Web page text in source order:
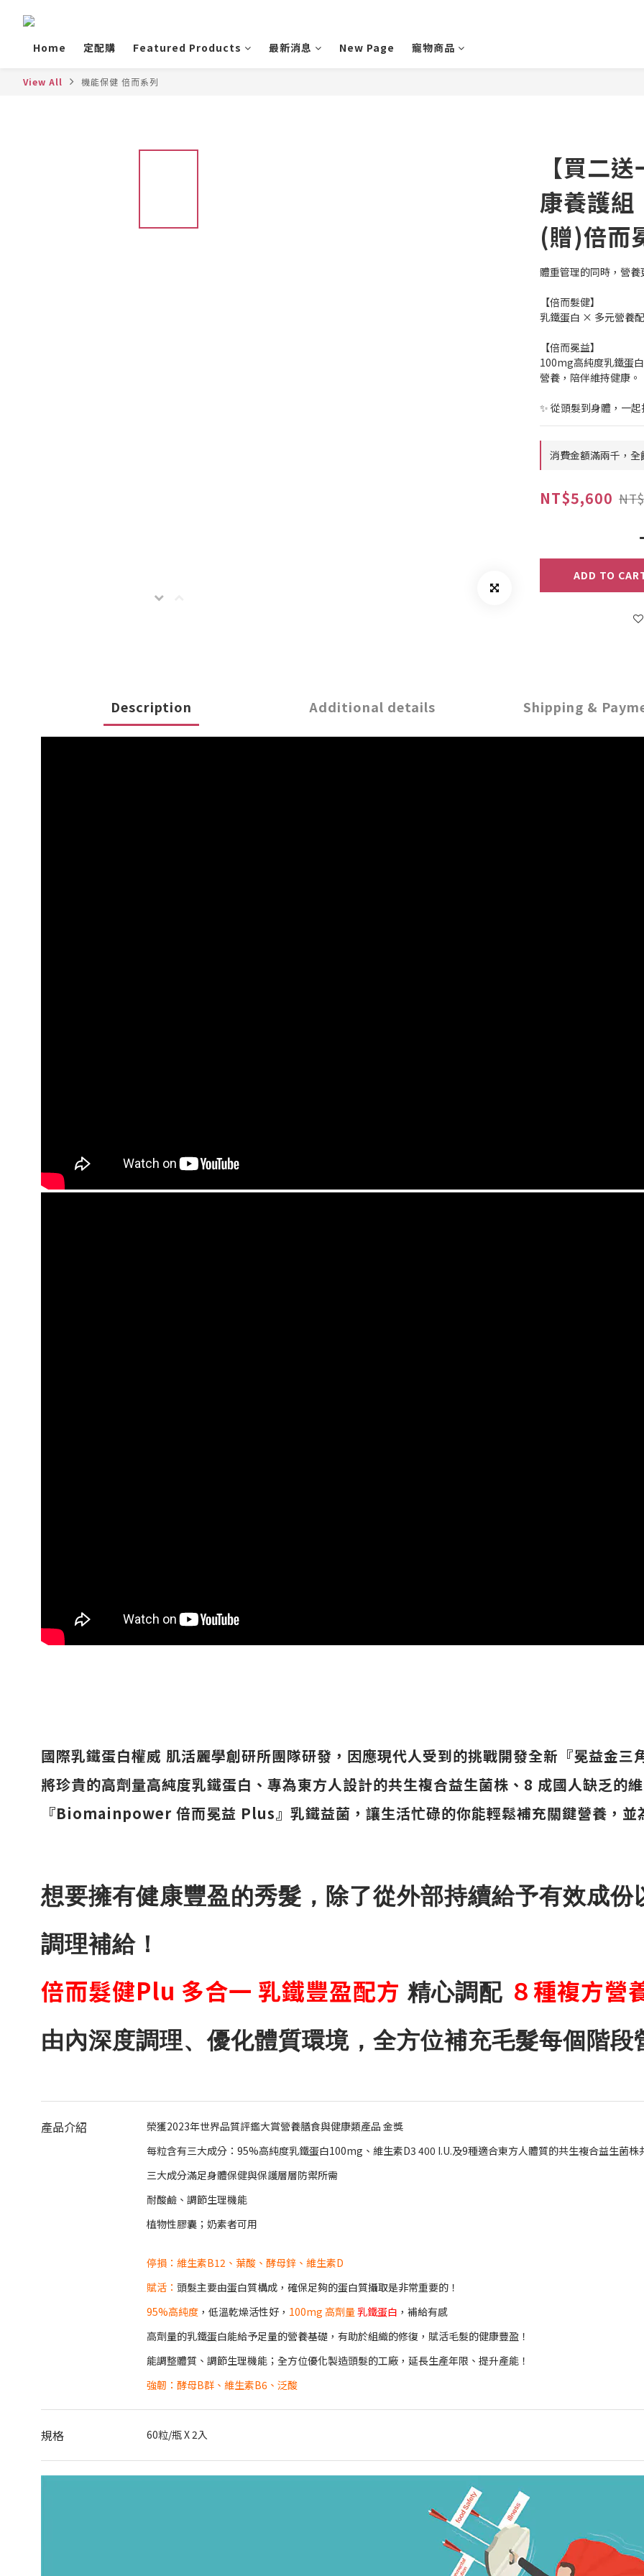
Home
定配購 Featured Products 最新消息 New Page 寵物商品
View All 機能保健 倍而系列
【買二
康養護
(贈)倍而
體重管理的同時，營養
【倍而髮健】
乳鐵蛋白 × 多元營養
【倍而冕益】
100mg高純度乳鐵蛋
營養，陪伴維持健康。
✨ 從頭髮到身體，一起
消費金額滿兩千，
NT$5,600
ADD TO
Description Additional details Shipping &
國際乳鐵蛋白權威 肌活麗學創研所團隊研發，因應現代人受到的挑戰開發全新『冕益金三
將珍貴的高劑量高純度乳鐵蛋白、專為東方人設計的共生複合益生菌株、8 成國人缺乏的
『Biomainpower 倍而冕益 Plus』乳鐵益菌，讓生活忙碌的你能輕鬆補充關鍵營養，並
想要擁有健康豐盈的秀髮，除了從外部持續給予有效成
調理補給！
倍而髮健Plu 多合一 乳鐵豐盈配方 精心調配 ８種複方營
由內深度調理、優化體質環境，全方位補充毛髮每個階段
產品介紹
榮獲2023年世界品質評鑑大賞營養膳食與健康類產品 金獎
每粒含有三大成分：95%高純度乳鐵蛋白100mg、維生素D3 400 I.U.及9種適合東方人體質的共生複合益生菌株
三大成分滿足身體保健與保護層層防禦所需
耐酸鹼、調節生理機能
植物性膠囊；奶素者可用
停損： 維生素B12、葉酸、酵母鋅、維生素D
賦活： 頭髮主要由蛋白質構成，確保足夠的蛋白質攝取是非常重要的！
95%高純度 ，低溫乾燥活性好， 100mg 高劑量乳鐵蛋白 ，補給有感
高劑量的乳鐵蛋白能給予足量的營養基礎，有助於組織的修復，賦活毛髮的健康豐盈！
能調整體質、調節生理機能；全方位優化製造頭髮的工廠，延長生產年限、提升產能！
強韌： 酵母B群、維生素B6、泛酸
規格 60粒/瓶 X 2入